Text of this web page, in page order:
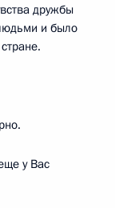
дружбы
и было
у Вас